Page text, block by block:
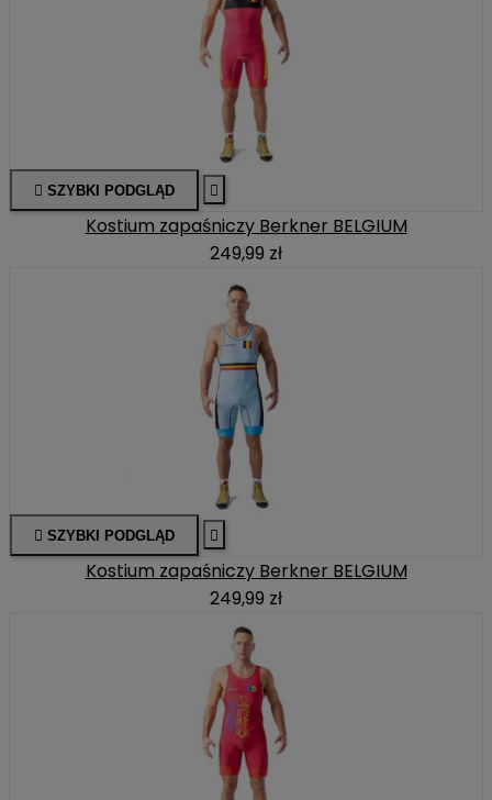
 SZYBKI PODGLĄD 
Kostium zapaśniczy Berkner BELGIUM
249,99 zł
 SZYBKI PODGLĄD 
Kostium zapaśniczy Berkner BELGIUM
249,99 zł